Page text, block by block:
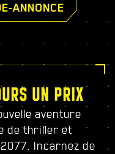
ANNONCE
UN PRIX
aventure
de thriller et
Incarnez de